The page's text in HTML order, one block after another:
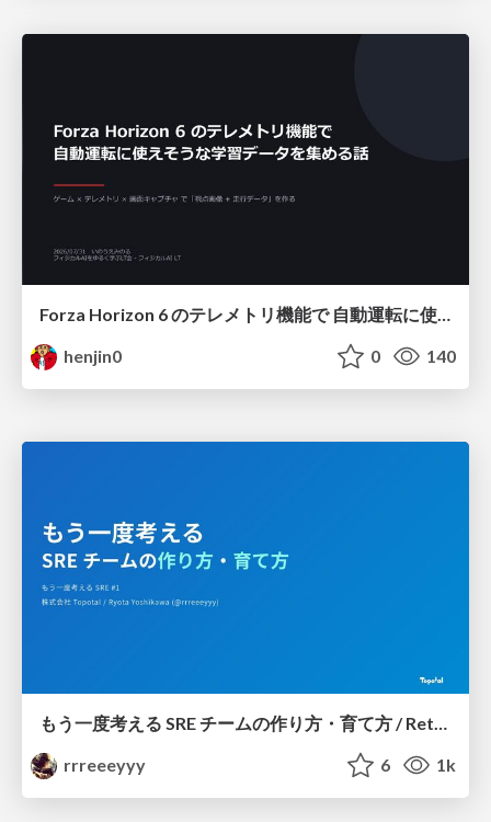
Forza Horizon 6 のテレメトリ機能で 自動運転に使えそうな学習データを集める話
henjin0
0 140
rrreeeyyy
6 1k